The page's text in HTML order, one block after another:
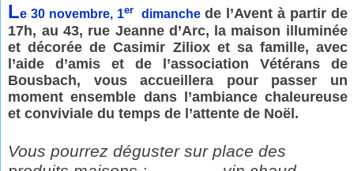
Le 30 novembre, 1er dimanche de l’Avent à partir de
17h, au 43, rue Jeanne d’Arc, la maison illuminée
etdécorée de Casimir Ziliox et sa famille, avec
l’aided’amis et de l’association Vétérans de
Bousbach, vous accueillera pour passer un
moment ensemble dans l’ambiance chaleureuse
et conviviale du temps de l’attente de Noël.
Vous pourrez déguster sur place des